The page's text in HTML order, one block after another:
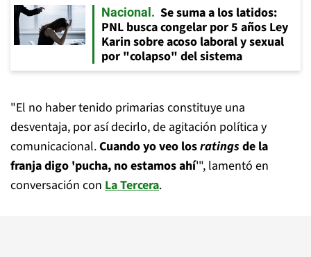
Nacional
Se suma a los latidos:
PNL busca congelar por 5 años Ley
Karin sobre acoso laboral y sexual
por "colapso" del sistema
"El no haber tenido primarias constituye una
desventaja, por así decirlo, de agitación política y
comunicacional.Cuando yo veo losratingsde la
franja digo 'pucha, no estamos ahí'", lamentó en
conversación con La Tercera.